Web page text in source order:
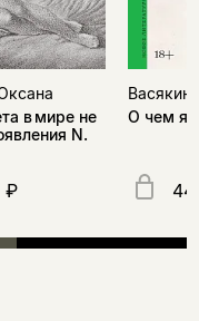
в мире не
N.
₽
О чем я